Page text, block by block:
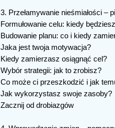
3. Przełamywanie nieśmiałości –
Formułowanie celu: kiedy
Budowanie planu: co i kiedy
Jaka jest twoja motywacja?
Kiedy zamierzasz osiągnąć cel?
Wybór strategii: jak to zrobisz?
Co może ci przeszkodzić i jak
Jak wykorzystasz swoje zasoby?
Zacznij od drobiazgów